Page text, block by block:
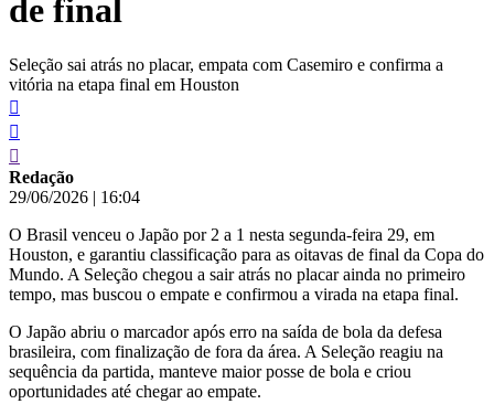
de final
Seleção sai atrás no placar, empata com Casemiro e confirma a
vitória na etapa final em Houston
Redação
29/06/2026 | 16:04
O Brasil venceu o Japão por 2 a 1 nesta segunda-feira 29, em
Houston, e garantiu classificação para as oitavas de final da Copa do
Mundo. A Seleção chegou a sair atrás no placar ainda no primeiro
tempo, mas buscou o empate e confirmou a virada na etapa final.
O Japão abriu o marcador após erro na saída de bola da defesa
brasileira, com finalização de fora da área. A Seleção reagiu na
sequência da partida, manteve maior posse de bola e criou
oportunidades até chegar ao empate.